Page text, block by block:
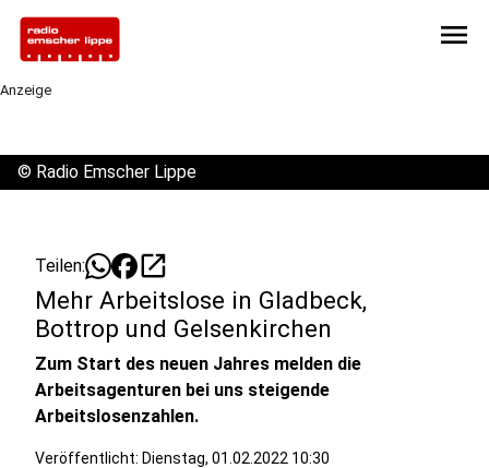
menu
Anzeige
© Radio Emscher Lippe
Teilen: open_in_new
Mehr Arbeitslose in Gladbeck,
Bottrop und Gelsenkirchen
Zum Start des neuen Jahres melden die
Arbeitsagenturen bei uns steigende
Arbeitslosenzahlen.
Veröffentlicht: Dienstag, 01.02.2022 10:30